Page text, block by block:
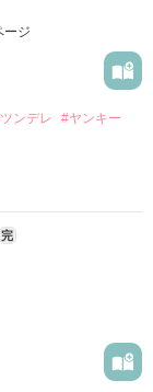
ージ
ンデレ
#ヤンキー
完